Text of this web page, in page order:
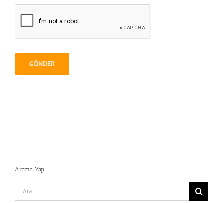
Arama Yap
Search
for: